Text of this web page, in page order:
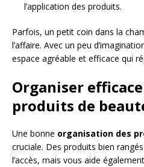
l’application des produits.
Parfois, un petit coin dans la
l’affaire. Avec un peu
espace agréable et efficace qui
Organiser
produits de
Une bonne organisation des
cruciale. Des produits bien
l’accès, mais vous aide